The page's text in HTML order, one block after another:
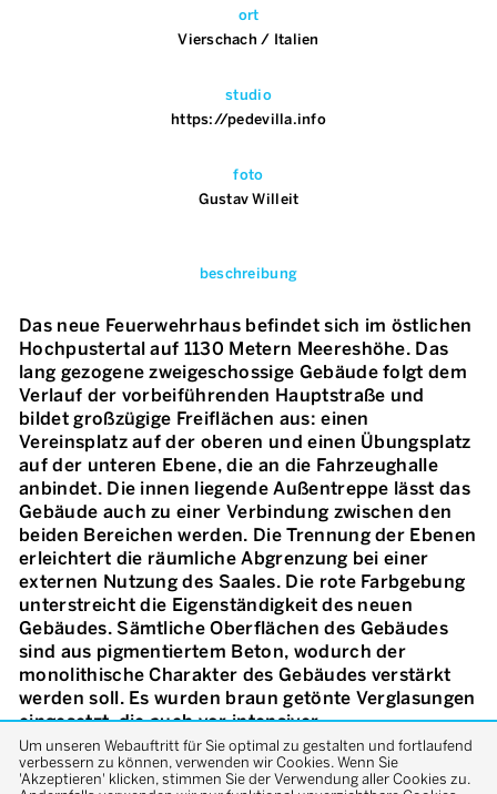
ort
Vierschach / Italien
studio
https://pedevilla.info
foto
Gustav Willeit
beschreibung
Das neue Feuerwehrhaus befindet sich im östlichen
Hochpustertal auf 1130 Metern Meereshöhe. Das
lang gezogene zweigeschossige Gebäude folgt dem
Verlauf der vorbeiführenden Hauptstraße und
bildet großzügige Freiflächen aus: einen
Vereinsplatz auf der oberen und einen Übungsplatz
auf der unteren Ebene, die an die Fahrzeughalle
anbindet. Die innen liegende Außentreppe lässt das
Gebäude auch zu einer Verbindung zwischen den
beiden Bereichen werden. Die Trennung der Ebenen
erleichtert die räumliche Abgrenzung bei einer
externen Nutzung des Saales. Die rote Farbgebung
unterstreicht die Eigenständigkeit des neuen
Gebäudes. Sämtliche Oberflächen des Gebäudes
sind aus pigmentiertem Beton, wodurch der
monolithische Charakter des Gebäudes verstärkt
werden soll. Es wurden braun getönte Verglasungen
eingesetzt, die auch vor intensiver
Sonneneinstrahlung schützen. Als Kontrast zum
massiven Beton wurde für den »Saal«, der auch
Um unseren Webauftritt für Sie optimal zu gestalten und fortlaufend
verbessern zu können, verwenden wir Cookies. Wenn Sie
'Akzeptieren' klicken, stimmen Sie der Verwendung aller Cookies zu.